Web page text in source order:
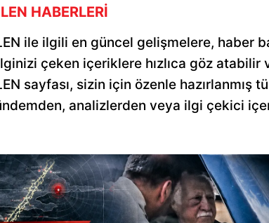
HABERLERİ
ile ilgili en güncel gelişmelere, haber
çeken içeriklere hızlıca göz atabilir
sayfası, sizin için özenle hazırlanmış
analizlerden veya ilgi çekici